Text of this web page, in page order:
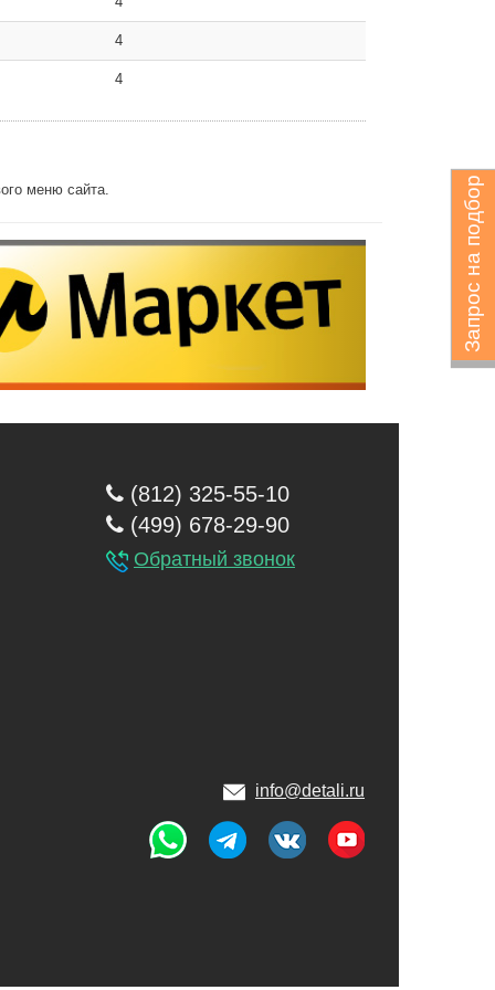
Запрос на подбор
4
4
меню сайта.
(812) 325-55-10
(499) 678-29-90
Обратный звонок
info@detali.ru